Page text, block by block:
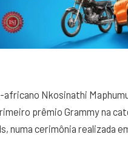
africano Nkosinathi
prêmio Grammy na
numa cerimônia realizada